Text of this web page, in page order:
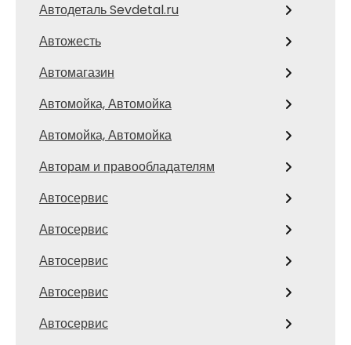
Автодеталь Sevdetal.ru
Автожесть
Автомагазин
Автомойка, Автомойка
Автомойка, Автомойка
Авторам и правообладателям
Автосервис
Автосервис
Автосервис
Автосервис
Автосервис